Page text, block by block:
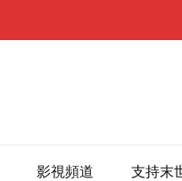
影視頻道 支持末